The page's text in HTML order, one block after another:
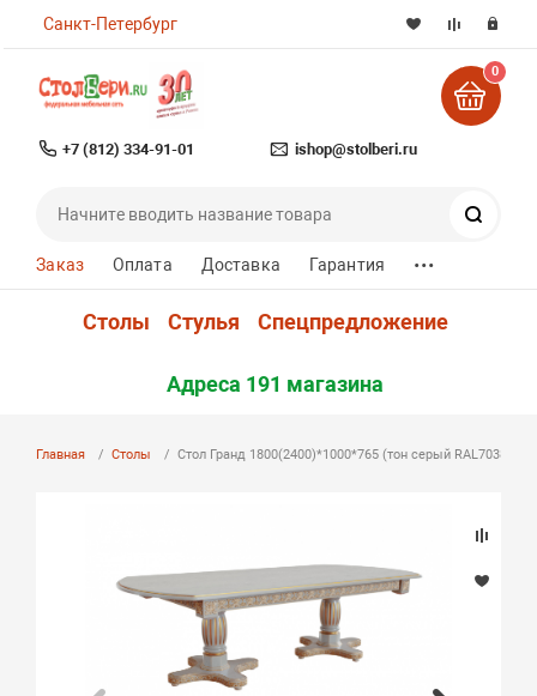
Санкт-Петербург
+7 (812) 334-91-01 ishop@stolberi.ru
0
Заказ Оплата Доставка Гарантия ...
Столы Стулья Спецпредложение
Адреса 191 магазина
Главная Столы Стол Гранд 1800(2400)*1000*765 (тон серый RAL7038)